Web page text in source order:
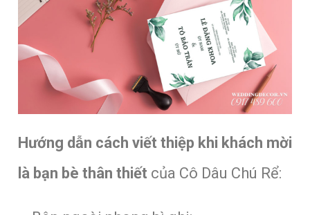
Hướng dẫn cách viết thiệp khi khách mời
là bạn bè thân thiết của Cô Dâu Chú Rể: